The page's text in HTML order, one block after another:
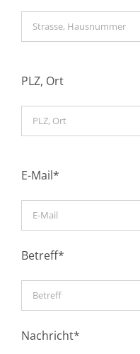
PLZ, Ort
E-Mail*
Betreff*
Nachricht*